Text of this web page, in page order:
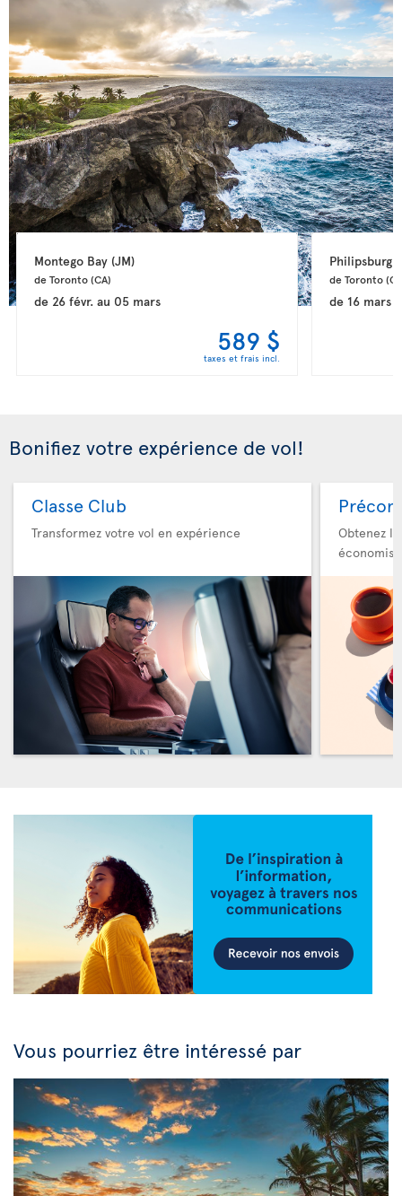
Montego Bay (JM)
de Toronto (CA)
de 26 févr.au 05 mars
589 $
taxes et frais incl.
Philipsburg
de Toronto
de 16 mars
Bonifiez votre expérience de vol!
Classe Club
Transformez votre vol en expérience
Obtenez
Vous pourriez être intéressé par